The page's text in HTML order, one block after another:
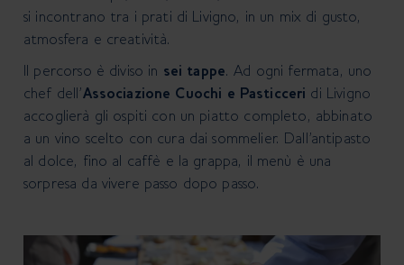
si incontrano tra i prati di Livigno, in un mix di gusto,
atmosfera e creatività.
Il percorso è diviso in sei tappe. Ad ogni fermata, uno
chef dell'Associazione Cuochi e Pasticceri di Livigno
accoglierà gli ospiti con un piatto completo, abbinato
a un vino scelto con cura dai sommelier. Dall’antipasto
al dolce, fino al caffè e la grappa, il menù è una
sorpresa da vivere passo dopo passo.